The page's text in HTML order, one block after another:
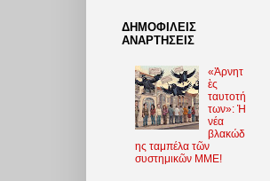
ΔΗΜΟΦΙΛΕΙΣ
ΑΝΑΡΤΗΣΕΙΣ
«Ἀρνητ
ὲς
ταυτοτή
των»: Ἡ
νέα
βλακώδ
ης ταμπέλα τῶν
συστημικῶν ΜΜΕ!